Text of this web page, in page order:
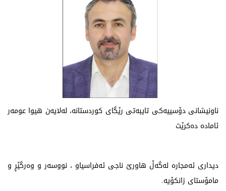
ناونیشانی دۆسییەكی تایبەتی رێگای كوردستانە، لەلایەن هیوا عومەر
ئامادە دەكرێت
دیداری ئەمجارە لەگەڵ هاورێ‌ ناجی ئەفراسیاو ، نووسەر و وەرگێڕ و
مامۆستای زانكۆیە.